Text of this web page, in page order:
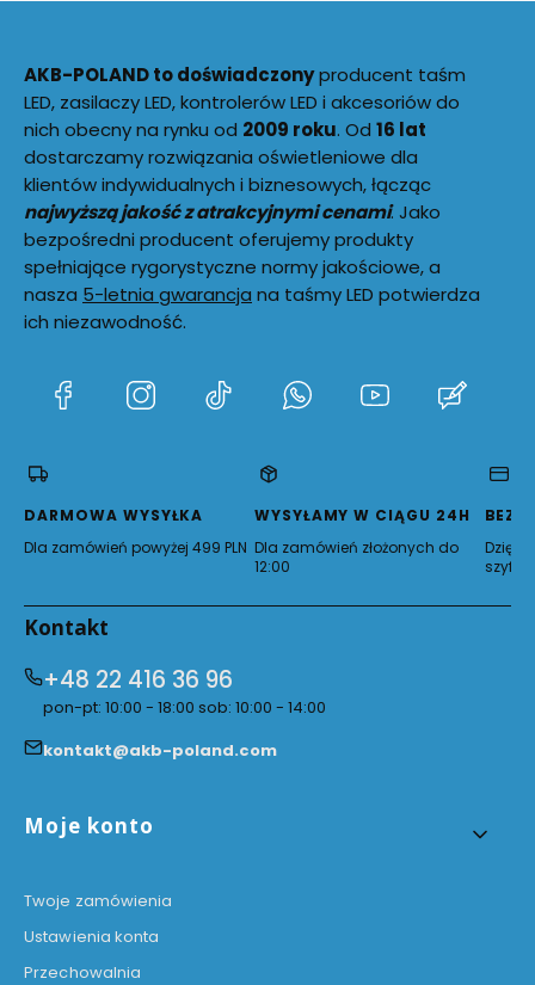
AKB-POLAND to doświadczonyproducent taśm
LED, zasilaczy LED, kontrolerów LED i akcesoriów do
nich obecny na rynku od 2009 roku. Od 16 lat
dostarczamy rozwiązania oświetleniowe dla
klientów indywidualnych i biznesowych, łącząc
najwyższą jakość z atrakcyjnymi cenami. Jako
bezpośredni producent oferujemy produkty
spełniające rygorystyczne normy jakościowe, a
nasza 5-letnia gwarancja na taśmy LED potwierdza
ich niezawodność.
(Otwiera
karcie)
(Otwiera
karcie)
(Otwiera
nowej
karcie)
(Otwiera
karcie)
(Otwiera
karcie)
nowej
karcie)
DARMOWA WYSYŁKA
Dla zamówień powyżej 499 PLN
WYSYŁAMY W CIĄGU 24H
Dla zamówień złożonych do
12:00
Dzięki
Kontakt
+48 22 416 36 96
pon-pt: 10:00 - 18:00 sob: 10:00 - 14:00
kontakt@akb-poland.com
Linki w stopce
Moje konto
Twoje zamówienia
Ustawienia konta
Przechowalnia